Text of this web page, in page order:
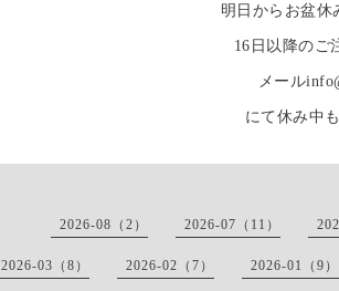
明日からお盆休
16日以降のご
メール
にて休み中
2026-08（2） 2026-07（11）
2026-03（8） 2026-02（7） 2026-01（9）